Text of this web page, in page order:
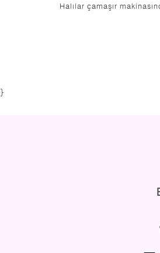
Halılar çamaşır
}